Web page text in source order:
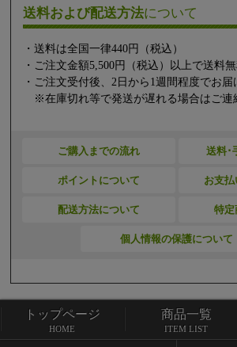
送料および配送方法について
・送料は全国一律440円（税込）
・ご注文金額5,500円（税込）以上で送料
・ご注文受付後、2日から1週間程度でお届
※在庫切れ等で発送が遅れる場合はご連
ご購入までの流れ 送料･
ポイントについて お支
配送方法について 特定
個人情報の保護について
トップページ
トップページ
HOME
商品一覧
ITEM LIST